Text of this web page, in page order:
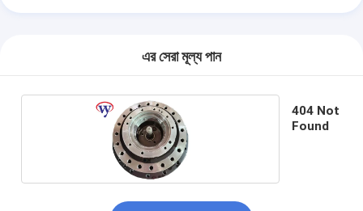
এর সেরা মূল্য পান
404 Not
Found